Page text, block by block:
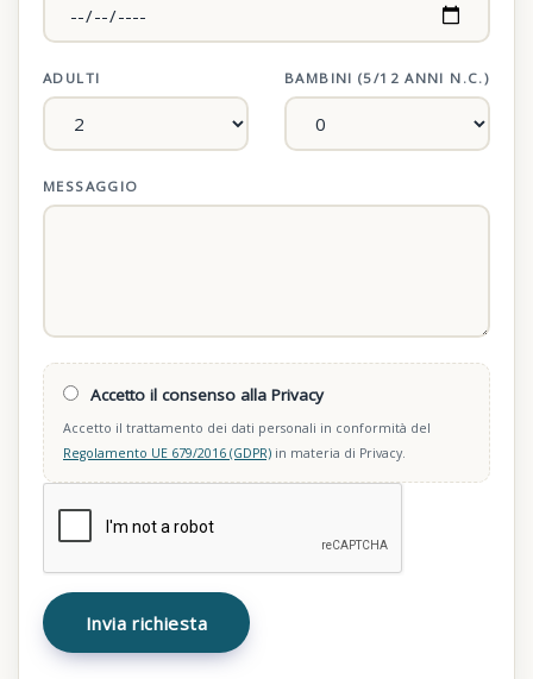
ADULTI BAMBINI (5/12 ANNI N.C.)
MESSAGGIO
Accetto il consenso alla Privacy
Accetto il trattamento dei dati personali in conformità del
Regolamento UE 679/2016 (GDPR) in materia di Privacy.